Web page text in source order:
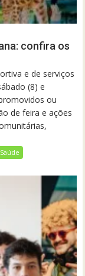
confira os
e de serviços
(8) e
ou
de feira e ações
Saúde